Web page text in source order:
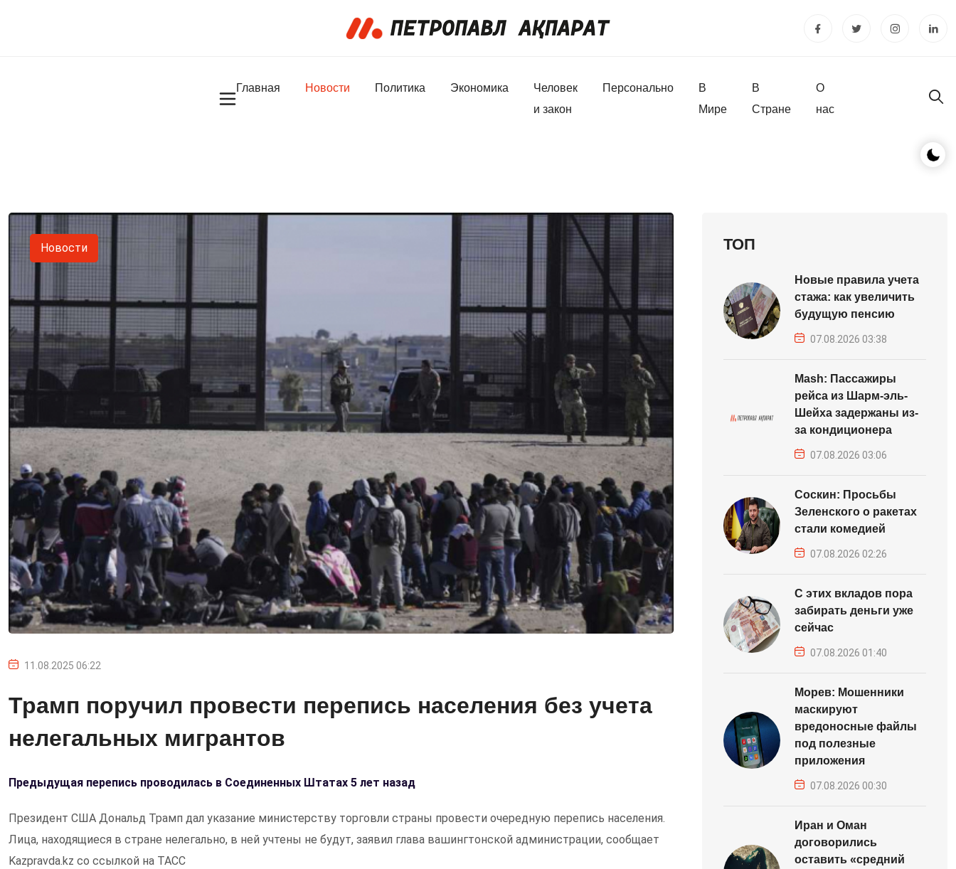
Главная Новости Политика Экономика
Человек
и закон
Персонально
В
Мире
В
Стране
О
нас
Новости
11.08.2025 06:22
Трамп поручил провести перепись населения без учета
нелегальных мигрантов
Предыдущая перепись проводилась в Соединенных Штатах 5 лет назад
Президент США Дональд Трамп дал указание министерству торговли страны провести очередную перепись населения.
Лица, находящиеся в стране нелегально, в ней учтены не будут, заявил глава вашингтонской администрации, сообщает
Kazpravda.kz со ссылкой на ТАСС
ТОП
Новые правила учета
стажа: как увеличить
будущую пенсию
07.08.2026 03:38
Mash: Пассажиры
рейса из Шарм-эль-
Шейха задержаны из-
за кондиционера
07.08.2026 03:06
Соскин: Просьбы
Зеленского о ракетах
стали комедией
07.08.2026 02:26
С этих вкладов пора
забирать деньги уже
сейчас
07.08.2026 01:40
Морев: Мошенники
маскируют
вредоносные файлы
под полезные
приложения
07.08.2026 00:30
Иран и Оман
договорились
оставить «средний